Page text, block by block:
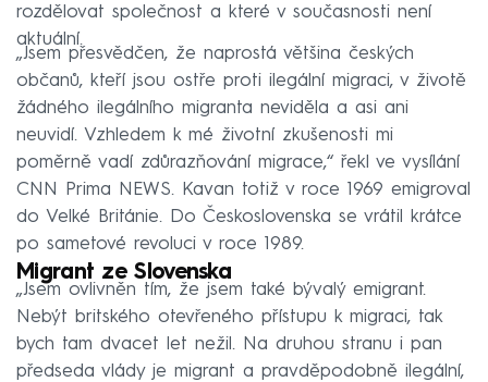
rozdělovat společnost a které v současnosti není
aktuální.
„Jsem přesvědčen, že naprostá většina českých
občanů, kteří jsou ostře proti ilegální migraci, v životě
žádného ilegálního migranta neviděla a asi ani
neuvidí. Vzhledem k mé životní zkušenosti mi
poměrně vadí zdůrazňování migrace,“ řekl ve vysílání
CNN Prima NEWS. Kavan totiž v roce 1969 emigroval
do Velké Británie. Do Československa se vrátil krátce
po sametové revoluci v roce 1989.
Migrant ze Slovenska
„Jsem ovlivněn tím, že jsem také bývalý emigrant.
Nebýt britského otevřeného přístupu k migraci, tak
bych tam dvacet let nežil. Na druhou stranu i pan
předseda vlády je migrant a pravděpodobně ilegální,